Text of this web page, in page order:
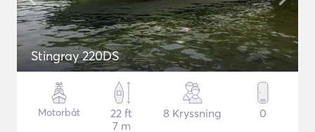
Stingray 220DS
Motorbåt
22 ft
7 m
8 Kryssning 0